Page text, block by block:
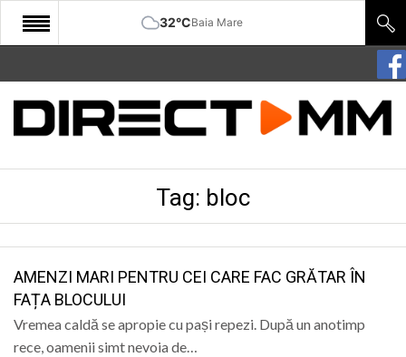
32°CBaia Mare
START
COMUNITATE
SANATATE
SPORT
SPECIAL
Tag: bloc
AMENZI MARI PENTRU CEI CARE FAC GRĂTAR ÎN
FAȚA BLOCULUI
Vremea caldă se apropie cu pași repezi. După un anotimp
rece, oamenii simt nevoia de…